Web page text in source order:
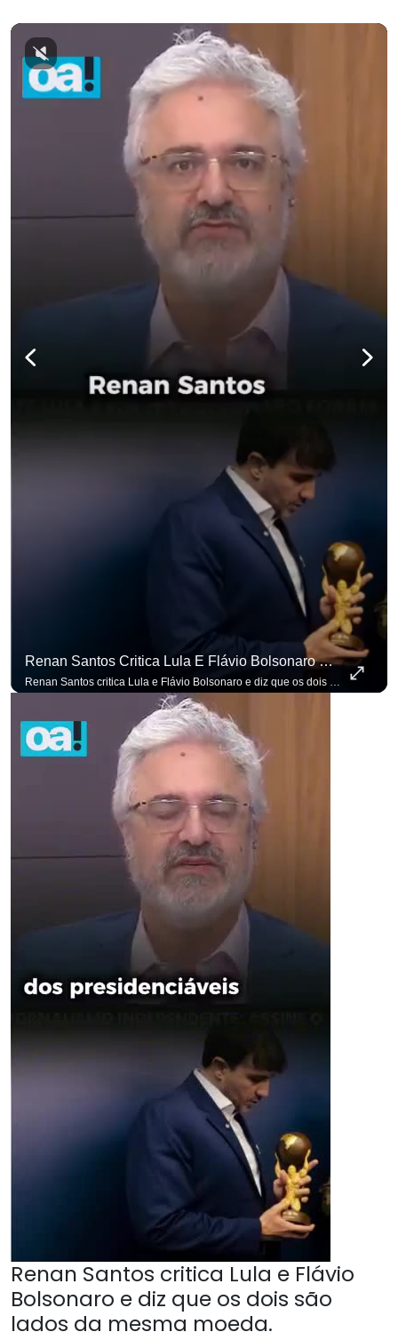
Renan Santos Critica Lula E Flávio Bolsonaro E Diz Que Os Dois São Lados Da Mesma Moeda.
Renan Santos critica Lula e Flávio Bolsonaro e diz que os dois são lados da mesma moeda. #OAntagonista Se você busca informação com credibilidade, inscreva-se agora e ative o
Renan Santos critica Lula e Flávio
Bolsonaro e diz que os dois são
lados da mesma moeda.